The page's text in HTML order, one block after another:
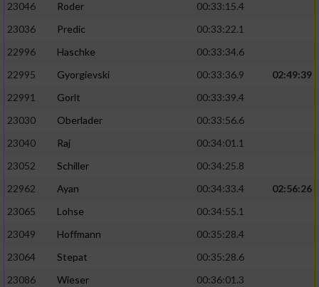
23046
Roder
00:33:15.4
23036
Predic
00:33:22.1
22996
Haschke
00:33:34.6
22995
Gyorgievski 00:33:36.9
02:49:39
22991
Gorlt
00:33:39.4
23030
Oberlader
00:33:56.6
23040
Raj
00:34:01.1
23052
Schiller
00:34:25.8
22962
Ayan 00:34:33.4
02:56:26
23065
Lohse
00:34:55.1
23049
Hoffmann
00:35:28.4
23064
Stepat
00:35:28.6
23086
Wieser
00:36:01.3